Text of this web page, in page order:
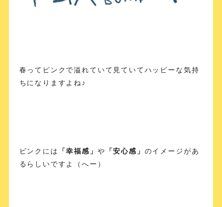
春ってピンクで溢れていて見ていてハッピーな気持
ちになりますよね♪
ピンクには 「幸福感」 や 「安心感」 のイメージがあ
るらしいですよ（へー）